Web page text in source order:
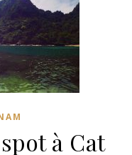
à Cat